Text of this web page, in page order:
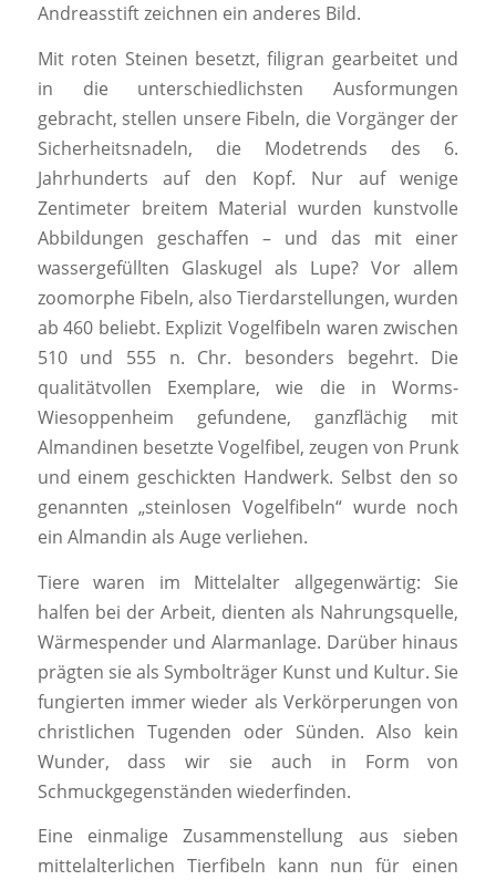
Andreasstift zeichnen ein anderes Bild.
Mit roten Steinen besetzt, filigran gearbeitet und
in die unterschiedlichsten Ausformungen
gebracht, stellen unsere Fibeln, die Vorgänger der
Sicherheitsnadeln, die Modetrends des 6.
Jahrhunderts auf den Kopf. Nur auf wenige
Zentimeter breitem Material wurden kunstvolle
Abbildungen geschaffen – und das mit einer
wassergefüllten Glaskugel als Lupe? Vor allem
zoomorphe Fibeln, also Tierdarstellungen, wurden
ab 460 beliebt. Explizit Vogelfibeln waren zwischen
510 und 555 n. Chr. besonders begehrt. Die
qualitätvollen Exemplare, wie die in Worms-
Wiesoppenheim gefundene, ganzflächig mit
Almandinen besetzte Vogelfibel, zeugen von Prunk
und einem geschickten Handwerk. Selbst den so
genannten „steinlosen Vogelfibeln“ wurde noch
ein Almandin als Auge verliehen.
Tiere waren im Mittelalter allgegenwärtig: Sie
halfen bei der Arbeit, dienten als Nahrungsquelle,
Wärmespender und Alarmanlage. Darüber hinaus
prägten sie als Symbolträger Kunst und Kultur. Sie
fungierten immer wieder als Verkörperungen von
christlichen Tugenden oder Sünden. Also kein
Wunder, dass wir sie auch in Form von
Schmuckgegenständen wiederfinden.
Eine einmalige Zusammenstellung aus sieben
mittelalterlichen Tierfibeln kann nun für einen